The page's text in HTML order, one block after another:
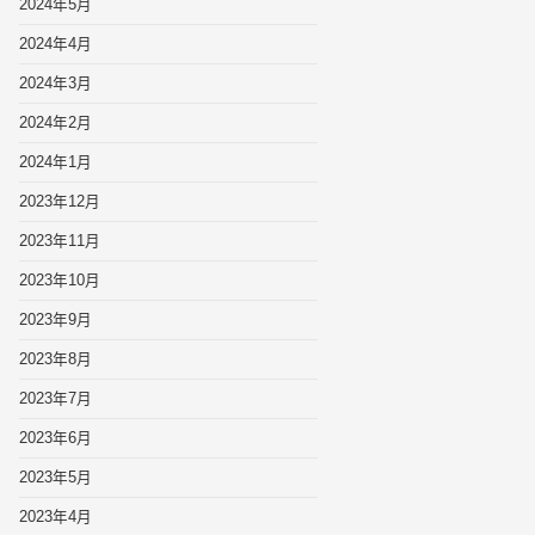
2024年5月
2024年4月
2024年3月
2024年2月
2024年1月
2023年12月
2023年11月
2023年10月
2023年9月
2023年8月
2023年7月
2023年6月
2023年5月
2023年4月